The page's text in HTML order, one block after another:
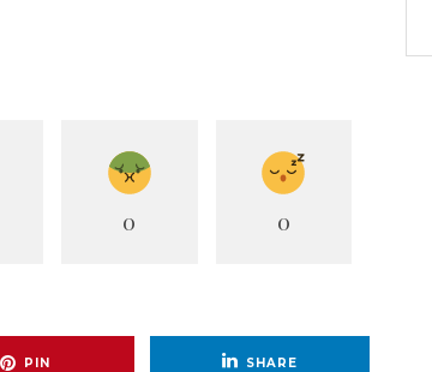
0 0
PIN SHARE